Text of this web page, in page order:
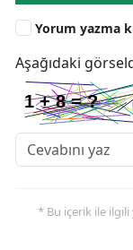
Yorum yazma
Aşağıdaki
* Bu içerik ile ilgili